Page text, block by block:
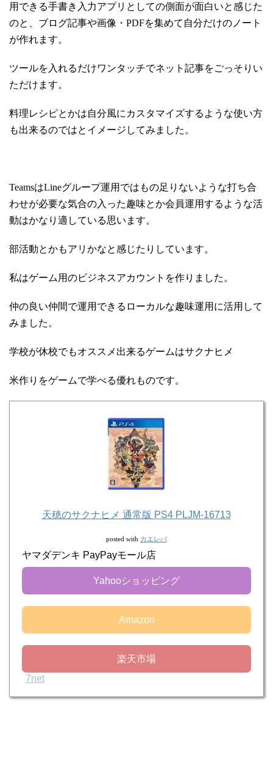
用できる手書き入力アプリとしての側面が面白いと感じた
のと、ブログ記事や画像・PDFを集めて自分だけのノート
が作れます。
ツールを入れるだけワンタッチでネット記事をごっそりい
ただけます。
料理レシピとかは自分風にカスタマイズするような使い方
も出来るのではとイメージしてみました。
TeamsはLineグループ運用ではもの足りないような打ち合
わせが必要な気合の入った趣味とか会員運用するような活
動はかなり適している思います。
部活動とかもアリかなと感じたりしています。
私はゲーム用のビジネスアカウントを作りました。
仲の良い仲間で運用できるローカルな趣味運用に活用して
みました。
学校が休校でもオススメ出来るゲームはサクナヒメ
米作りをゲームで学べる優れものです。
天穂のサクナヒメ 通常版 PS4 PLJM-16713
posted with カエレバ
ヤマダデンキ PayPayモール店
Yahooショッピング
Amazon
楽天市場
7net